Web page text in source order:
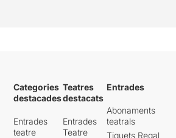
Categories
destacades
Entrades
teatre
Teatres
destacats
Entrades
Teatre
Entrades
Abonaments
teatrals
Tiquets Regal